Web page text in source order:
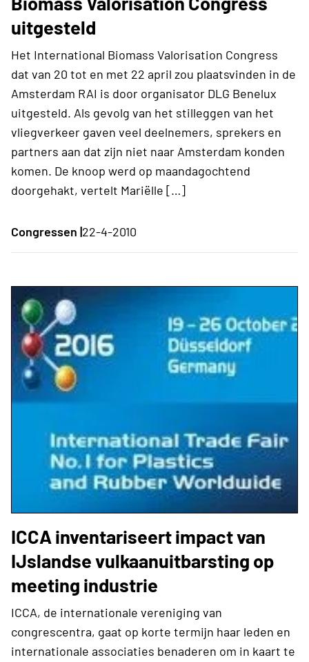
uitgesteld
Het International Biomass Valorisation Congress
dat van 20 tot en met 22 april zou plaatsvinden in de
Amsterdam RAI is door organisator DLG Benelux
uitgesteld. Als gevolg van het stilleggen van het
vliegverkeer gaven veel deelnemers, sprekers en
partners aan dat zijn niet naar Amsterdam konden
komen. De knoop werd op maandagochtend
doorgehakt, vertelt Mariëlle […]
Congressen |22-4-2010
ICCA inventariseert impact van
IJslandse vulkaanuitbarsting op
meeting industrie
ICCA, de internationale vereniging van
congrescentra, gaat op korte termijn haar leden en
internationale associaties benaderen om in kaart te